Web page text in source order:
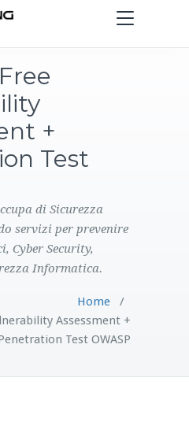
Toggle
navigation
+
Test
di Sicurezza
servizi per prevenire
Cyber Security,
Informatica.
Home/
Assessment +
Test OWASP